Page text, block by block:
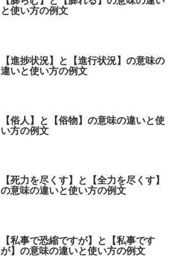
と使い方の例文
【進捗状況】と【進行状況】の意味の
違いと使い方の例文
【俗人】と【俗物】の意味の違いと使
い方の例文
【死力を尽くす】と【全力を尽くす】
の意味の違いと使い方の例文
【私事で恐縮ですが】と【私事です
が】の意味の違いと使い方の例文